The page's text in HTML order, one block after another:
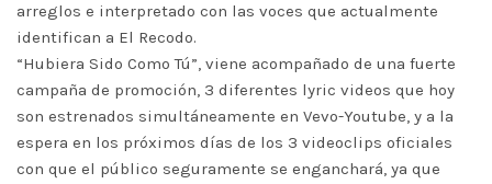
arreglos e interpretado con las voces que actualmente
identifican a El Recodo.
“Hubiera Sido Como Tú”, viene acompañado de una fuerte
campaña de promoción, 3 diferentes lyric videos que hoy
son estrenados simultáneamente en Vevo-Youtube, y a la
espera en los próximos días de los 3 videoclips oficiales
con que el público seguramente se enganchará, ya que